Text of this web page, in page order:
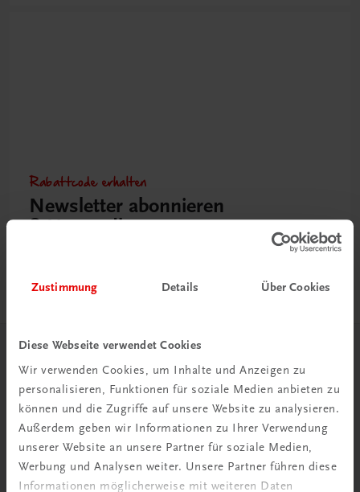
Zustimmung Details Über Cookies
Diese Webseite verwendet Cookies
Wir verwenden Cookies, um Inhalte und Anzeigen zu
personalisieren, Funktionen für soziale Medien anbieten zu
können und die Zugriffe auf unsere Website zu analysieren.
Außerdem geben wir Informationen zu Ihrer Verwendung
unserer Website an unsere Partner für soziale Medien,
Werbung und Analysen weiter. Unsere Partner führen diese
Informationen möglicherweise mit weiteren Daten
Rabattcode erhalten
Newsletter abonnieren
& Versandkosten sparen
Herzlich willkommen bei TRAUNER!
Wir über uns